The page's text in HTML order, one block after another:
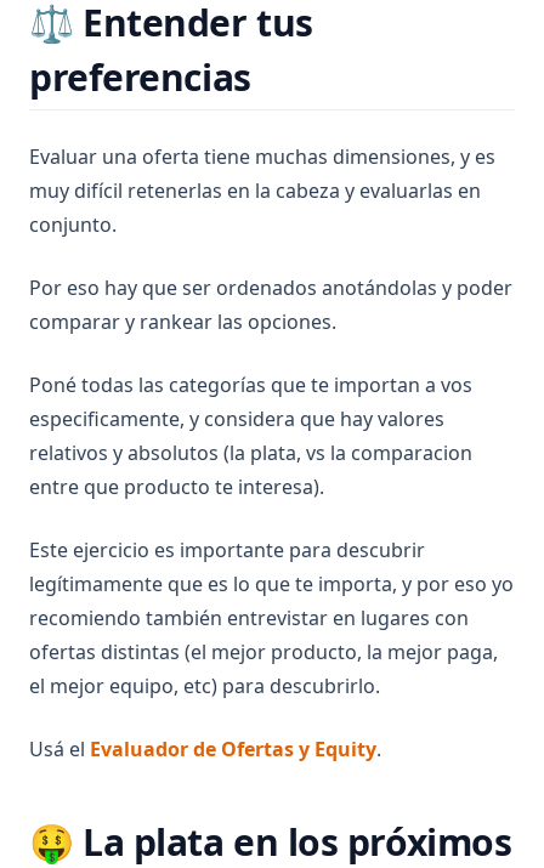
⚖️ Entender tus
preferencias
Evaluar una oferta tiene muchas dimensiones, y es
muy difícil retenerlas en la cabeza y evaluarlas en
conjunto.
Por eso hay que ser ordenados anotándolas y poder
comparar y rankear las opciones.
Poné todas las categorías que te importan a vos
especificamente, y considera que hay valores
relativos y absolutos (la plata, vs la comparacion
entre que producto te interesa).
Este ejercicio es importante para descubrir
legítimamente que es lo que te importa, y por eso yo
recomiendo también entrevistar en lugares con
ofertas distintas (el mejor producto, la mejor paga,
el mejor equipo, etc) para descubrirlo.
Usá el Evaluador de Ofertas y Equity(opens in a new
.
🤑 La plata en los próximos